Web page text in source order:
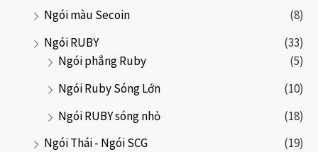
Ngói màu Secoin
(8)
Ngói RUBY
(33)
Ngói phẳng Ruby
(5)
Ngói Ruby Sóng Lớn
(10)
Ngói RUBY sóng nhỏ
(18)
Ngói Thái - Ngói SCG
(19)